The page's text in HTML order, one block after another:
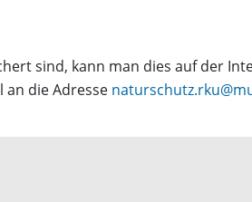
sind, kann man dies auf der
an die Adresse